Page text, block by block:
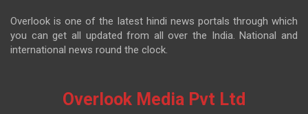
Overlook is one of the latest hindi news portals through which
you can get all updated from all over the India. National and
international news round the clock.
Overlook Media Pvt Ltd